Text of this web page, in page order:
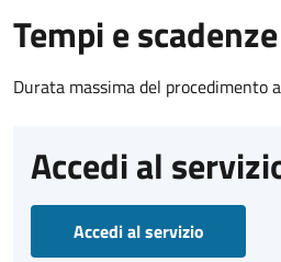
Tempi e scadenze
Durata massima del procedimento
Accedi al
Accedi al servizio